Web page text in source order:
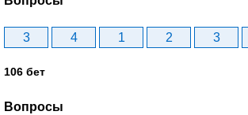
3 4 1 2 3
106 бет
Вопросы